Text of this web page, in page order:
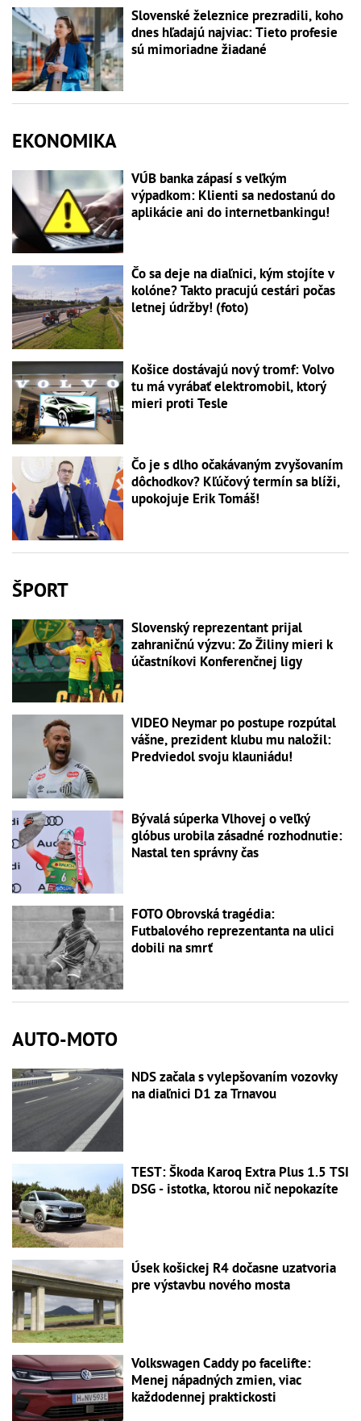
Slovenské železnice prezradili, koho
dnes hľadajú najviac: Tieto profesie
sú mimoriadne žiadané
EKONOMIKA
VÚB banka zápasí s veľkým
výpadkom: Klienti sa nedostanú do
aplikácie ani do internetbankingu!
Čo sa deje na diaľnici, kým stojíte v
kolóne? Takto pracujú cestári počas
letnej údržby! (foto)
Košice dostávajú nový tromf: Volvo
tu má vyrábať elektromobil, ktorý
mieri proti Tesle
Čo je s dlho očakávaným zvyšovaním
dôchodkov? Kľúčový termín sa blíži,
upokojuje Erik Tomáš!
ŠPORT
Slovenský reprezentant prijal
zahraničnú výzvu: Zo Žiliny mieri k
účastníkovi Konferenčnej ligy
VIDEO Neymar po postupe rozpútal
vášne, prezident klubu mu naložil:
Predviedol svoju klauniádu!
Bývalá súperka Vlhovej o veľký
glóbus urobila zásadné rozhodnutie:
Nastal ten správny čas
FOTO Obrovská tragédia:
Futbalového reprezentanta na ulici
dobili na smrť
AUTO-MOTO
NDS začala s vylepšovaním vozovky
na diaľnici D1 za Trnavou
TEST: Škoda Karoq Extra Plus 1.5 TSI
DSG - istotka, ktorou nič nepokazíte
Úsek košickej R4 dočasne uzatvoria
pre výstavbu nového mosta
Volkswagen Caddy po facelifte:
Menej nápadných zmien, viac
každodennej praktickosti